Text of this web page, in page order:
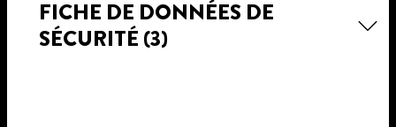
FICHE DE DONNÉES DE
SÉCURITÉ (3)